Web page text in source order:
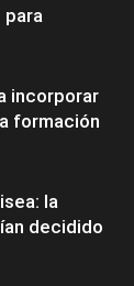
para
incorporar
formación
la
decidido